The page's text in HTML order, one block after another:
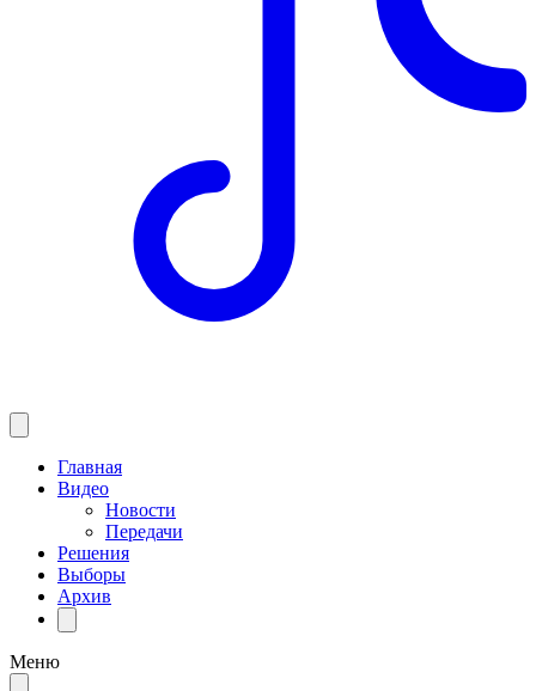
Главная
Видео
Новости
Передачи
Решения
Выборы
Архив
Меню